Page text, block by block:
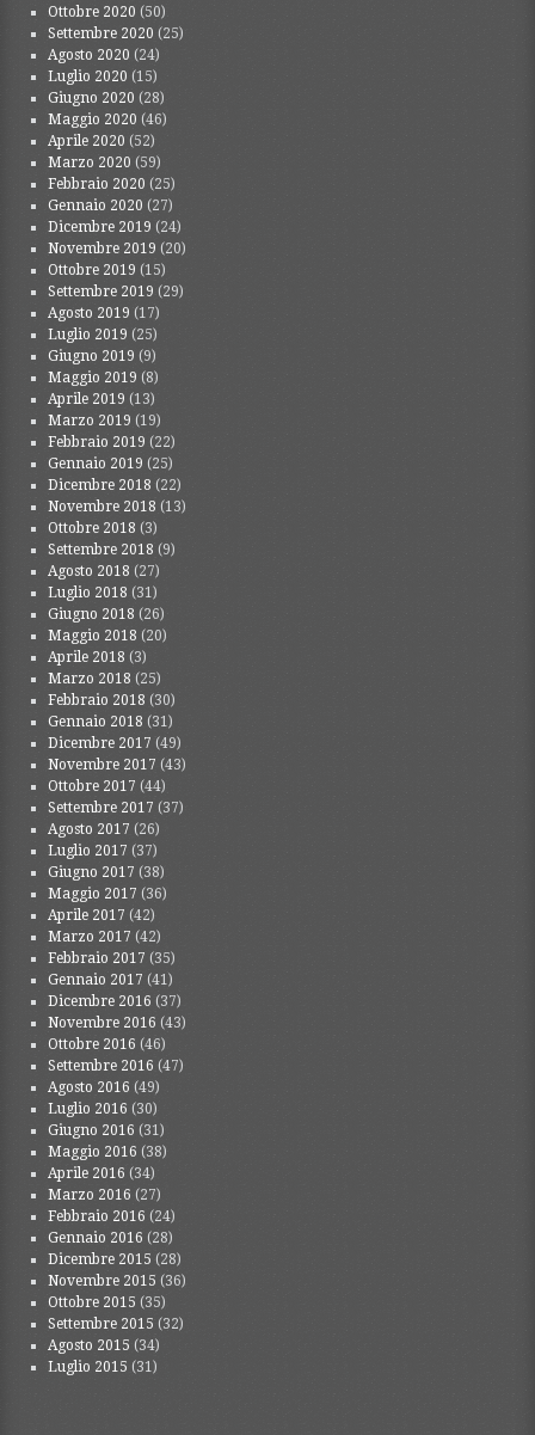
Ottobre 2020 (50)
Settembre 2020 (25)
Agosto 2020 (24)
Luglio 2020 (15)
Giugno 2020 (28)
Maggio 2020 (46)
Aprile 2020 (52)
Marzo 2020 (59)
Febbraio 2020 (25)
Gennaio 2020 (27)
Dicembre 2019 (24)
Novembre 2019 (20)
Ottobre 2019 (15)
Settembre 2019 (29)
Agosto 2019 (17)
Luglio 2019 (25)
Giugno 2019 (9)
Maggio 2019 (8)
Aprile 2019 (13)
Marzo 2019 (19)
Febbraio 2019 (22)
Gennaio 2019 (25)
Dicembre 2018 (22)
Novembre 2018 (13)
Ottobre 2018 (3)
Settembre 2018 (9)
Agosto 2018 (27)
Luglio 2018 (31)
Giugno 2018 (26)
Maggio 2018 (20)
Aprile 2018 (3)
Marzo 2018 (25)
Febbraio 2018 (30)
Gennaio 2018 (31)
Dicembre 2017 (49)
Novembre 2017 (43)
Ottobre 2017 (44)
Settembre 2017 (37)
Agosto 2017 (26)
Luglio 2017 (37)
Giugno 2017 (38)
Maggio 2017 (36)
Aprile 2017 (42)
Marzo 2017 (42)
Febbraio 2017 (35)
Gennaio 2017 (41)
Dicembre 2016 (37)
Novembre 2016 (43)
Ottobre 2016 (46)
Settembre 2016 (47)
Agosto 2016 (49)
Luglio 2016 (30)
Giugno 2016 (31)
Maggio 2016 (38)
Aprile 2016 (34)
Marzo 2016 (27)
Febbraio 2016 (24)
Gennaio 2016 (28)
Dicembre 2015 (28)
Novembre 2015 (36)
Ottobre 2015 (35)
Settembre 2015 (32)
Agosto 2015 (34)
Luglio 2015 (31)